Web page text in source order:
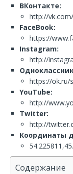
ВКонтакте:
http://
FaceBook:
https://
Instagram:
http://
https://ok.ru/
YouTube:
http://
Twitter:
http://
Координаты
Содержание